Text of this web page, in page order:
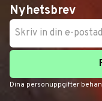
Nyhetsbrev
Dina personuppgifter